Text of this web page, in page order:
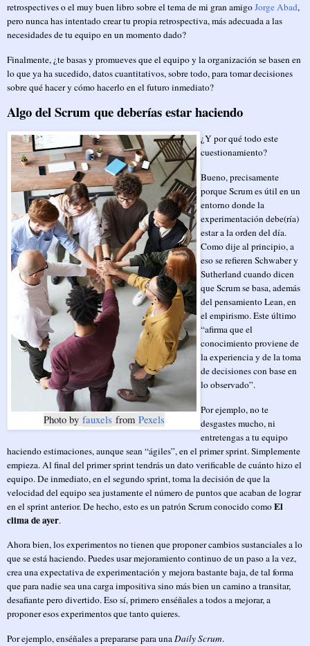
retrospectives o el muy buen libro sobre el tema de mi gran amigoJorge Abad,
pero nunca has intentado crear tu propia retrospectiva, más adecuada a las
necesidades de tu equipo en un momento dado?
Finalmente, ¿te basas y promueves que el equipo y la organización se basen en
lo que ya ha sucedido, datos cuantitativos, sobre todo, para tomar decisiones
sobre qué hacer y cómo hacerlo en el futuro inmediato?
Algo del Scrum que deberías estar haciendo
Photo by fauxels from Pexels
¿Y por qué todo este
cuestionamiento?
Bueno, precisamente
porque Scrum es útil en un
entorno donde la
experimentación debe(ría)
estar a la orden del día.
Como dije al principio, a
eso se refieren Schwaber y
Sutherland cuando dicen
que Scrum se basa, además
del pensamiento Lean, en
el empirismo. Este último
“afirma que el
conocimiento proviene de
la experiencia y de la toma
de decisiones con base en
lo observado”.
Por ejemplo, no te
desgastes mucho, ni
entretengas a tu equipo
haciendo estimaciones, aunque sean “ágiles”, en el primer sprint. Simplemente
empieza. Al final del primer sprint tendrás un dato verificable de cuánto hizo el
equipo. De inmediato, en el segundo sprint, toma la decisión de que la
velocidad del equipo sea justamente el número de puntos que acaban de lograr
en el sprint anterior. De hecho, esto es un patrón Scrum conocido comoEl
clima de ayer.
Ahora bien, los experimentos no tienen que proponer cambios sustanciales a lo
que se está haciendo. Puedes usar mejoramiento continuo de un paso a la vez,
crea una expectativa de experimentación y mejora bastante baja, de tal forma
que para nadie sea una carga impositiva sino más bien un camino a transitar,
desafiante pero divertido. Eso sí, primero enséñales a todos a mejorar, a
proponer esos experimentos que tanto quieres.
Por ejemplo, enséñales a prepararse para unaDaily Scrum.